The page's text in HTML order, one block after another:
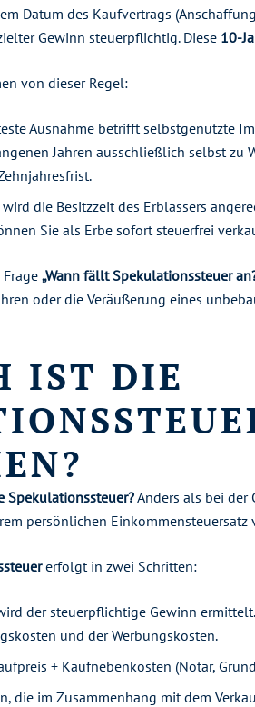
Datum des Kaufvertrags
Gewinn steuerpflichtig. Diese 10-
von dieser Regel:
Ausnahme betrifft selbstgenutzte
Jahren ausschließlich selbst zu
die Besitzzeit des Erblassers
Sie als Erbe sofort steuerfrei
„Wann fällt Spekulationssteuer
oder die Veräußerung eines
IST DIE
Spekulationssteuer?Anders als bei der
persönlichen Einkommensteuersatz
erfolgt in zwei Schritten:
der steuerpflichtige Gewinn
und der Werbungskosten.
+ Kaufnebenkosten (Notar,
die im Zusammenhang mit dem